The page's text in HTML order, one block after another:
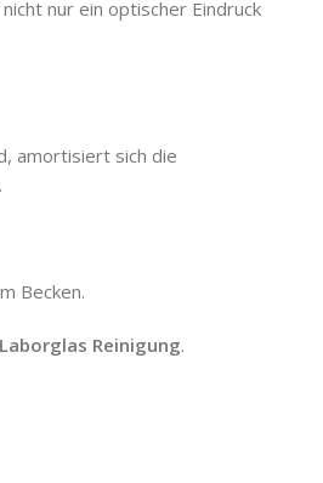
nur ein optischer Eindruck
amortisiert sich die
Becken.
Laborglas Reinigung.